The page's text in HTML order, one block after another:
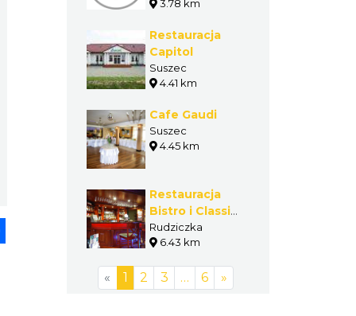
3.78 km
Restauracja
Capitol
Suszec
4.41 km
Cafe Gaudi
Suszec
4.45 km
Restauracja
Bistro i Classic
Pub
Rudziczka
6.43 km
« 1 2 3 … 6 »